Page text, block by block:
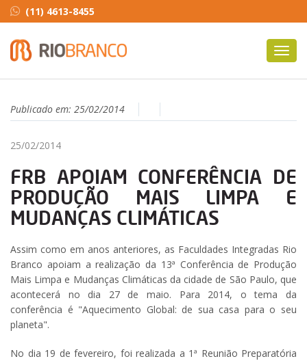
(11) 4613-8455
Publicado em: 25/02/2014
25/02/2014
FRB APOIAM CONFERÊNCIA DE
PRODUÇÃO MAIS LIMPA E
MUDANÇAS CLIMÁTICAS
Assim como em anos anteriores, as Faculdades Integradas Rio
Branco apoiam a realização da 13ª Conferência de Produção
Mais Limpa e Mudanças Climáticas da cidade de São Paulo, que
acontecerá no dia 27 de maio. Para 2014, o tema da
conferência é "Aquecimento Global: de sua casa para o seu
planeta".
No dia 19 de fevereiro, foi realizada a 1ª Reunião Preparatória